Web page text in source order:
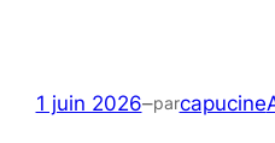
1 juin 2026–parcapucine